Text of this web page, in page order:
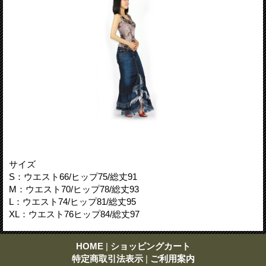
サイズ
S：ウエスト66/ヒップ75/総丈91
M：ウエスト70/ヒップ78/総丈93
L：ウエスト74/ヒップ81/総丈95
XL：ウエスト76ヒップ84/総丈97
HOME | ショッピングカート
特定商取引法表示 | ご利用案内